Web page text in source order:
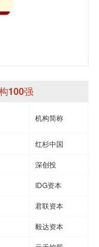
100强
机构简称
红杉中国
深创投
IDG资本
君联资本
毅达资本